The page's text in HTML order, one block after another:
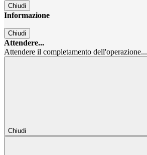
Chiudi
Informazione
Chiudi
Attendere...
Attendere il completamento dell'operazione...
Chiudi